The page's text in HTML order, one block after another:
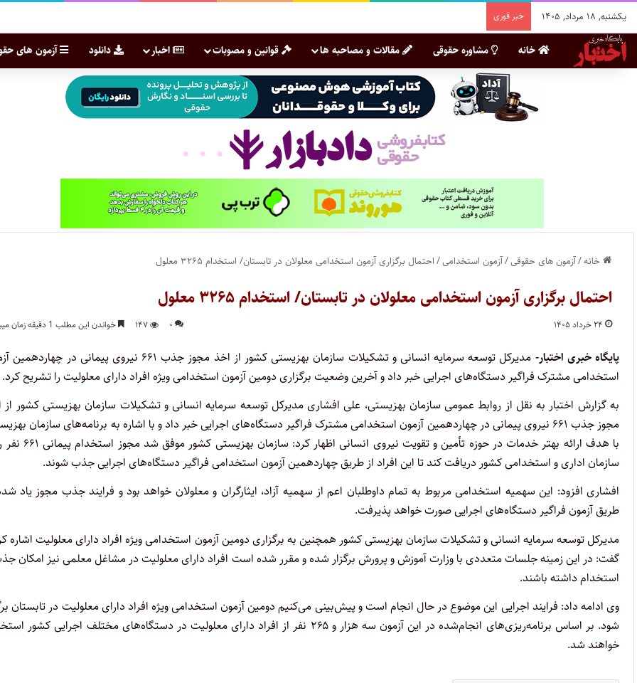
یکشنبه, ۱۸ مرداد, ۱۴۰۵ خبر فوری
خانه مشاوره حقوقی مقالات و مصاحبه ها قوانین و مصوبات اخبار دانلود آزمون های
خانه/آزمون های حقوقی/آزمون استخدامی/احتمال برگزاری آزمون استخدامی معلولان در تابستان/ استخدام ۳۲۶۵ معلول
احتمال برگزاری آزمون استخدامی معلولان در تابستان/ استخدام ۳۲۶۵ معلول
۲۴ خرداد ۱۴۰۵ ۰ ۱۴۷ خواندن این مطلب 1 دقیقه زمان میبرد
پایگاه خبری اختبار-
مدیرکل توسعه سرمایه انسانی و تشکیلات سازمان بهزیستی کشور از اخذ مجوز جذب ۶۶۱ نیروی پیمانی در
استخدامی مشترک فراگیر دستگاه‌های اجرایی خبر داد و آخرین وضعیت برگزاری دومین آزمون استخدامی ویژه افراد دارای معلولیت را تشریح کرد.
به گزارش اختبار به نقل از روابط عمومی سازمان بهزیستی، علی افشاری مدیرکل توسعه سرمایه انسانی و تشکیلات سازمان بهزیستی کشور از
مجوز جذب ۶۶۱ نیروی پیمانی در چهاردهمین آزمون استخدامی مشترک فراگیر دستگاه‌های اجرایی خبر داد و با اشاره به برنامه‌های سازمان
با هدف ارائه بهتر خدمات در حوزه تأمین و تقویت نیروی انسانی
سازمان اداری و استخدامی کشور دریافت کند تا این افراد از طریق چهاردهمین آزمون استخدامی فراگیر دستگاه‌های اجرایی جذب شوند.
افشاری افزود: این سهمیه استخدامی مربوط به تمام داوطلبان اعم از سهمیه آزاد، ایثارگران و معلولان خواهد بود و فرایند جذب مجوز یاد
طریق آزمون فراگیر دستگاه‌های اجرایی صورت خواهد پذیرفت.
مدیرکل توسعه سرمایه انسانی و تشکیلات سازمان بهزیستی کشور همچنین به برگزاری دومین آزمون استخدامی ویژه افراد دارای معلولیت اشاره
گفت: در این زمینه جلسات متعددی با وزارت آموزش و پرورش برگزار شده و مقرر شده است افراد دارای معلولیت در مشاغل معلمی نیز امکان
استخدام داشته باشند.
وی ادامه داد: فرایند اجرایی این موضوع در حال انجام است و پیش‌بینی می‌کنیم دومین آزمون استخدامی ویژه افراد دارای معلولیت در تابستان
شود. بر اساس برنامه‌ریزی‌های انجام‌شده در این آزمون سه هزار و ۲۶۵ نفر از افراد دارای معلولیت در دستگاه‌های مختلف اجرایی کشور
خواهند شد.